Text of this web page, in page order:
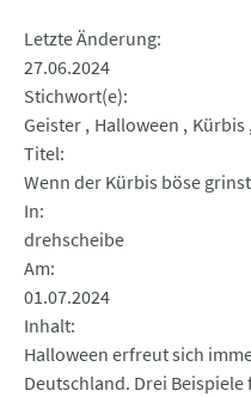
Letzte Änderung
27.06.2024
Stichwort(e)
Geister Halloween Kürbis
Titel
Wenn der Kürbis böse grinst
In
drehscheibe
Am
01.07.2024
Inhalt
Halloween erfreut sich
Deutschland. Drei